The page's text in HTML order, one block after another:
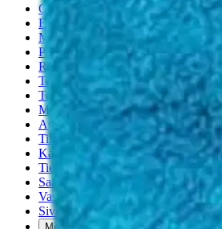
Ohjeet
Ensitilaajan pikaopas
Myymälänouto
Palautukset
Reklamaatio
Takuu ja huolto
Toimitustavat
Maksutavat
Asennuspalvelut
Tilaus- ja toimitusehdot
Käyttöehdot
Tietosuojakäytäntö
Saavutettavuus
Vastuullisuus
Sivukartta